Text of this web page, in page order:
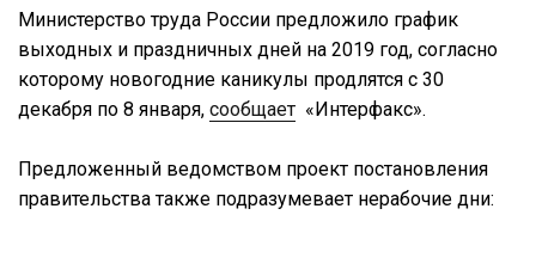
Министерство труда России предложило график
выходных и праздничных дней на 2019 год, согласно
которому новогодние каникулы продлятся с 30
декабря по 8 января, сообщает «Интерфакс».
Предложенный ведомством проект постановления
правительства также подразумевает нерабочие дни: